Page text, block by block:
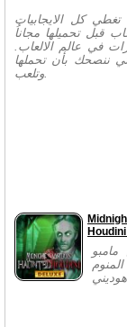
كل الايجابيات
قبل تحميلها مجاناُ
في عالم الالعاب.
ننصحك بأن تحملها
وتلعب.